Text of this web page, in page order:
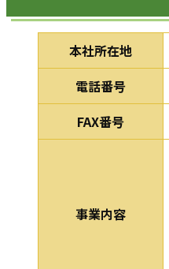
本社所在地
電話番号
FAX番号
事業内容